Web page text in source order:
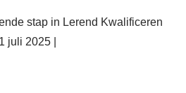
stap in Lerend Kwalificeren
1 juli 2025 |